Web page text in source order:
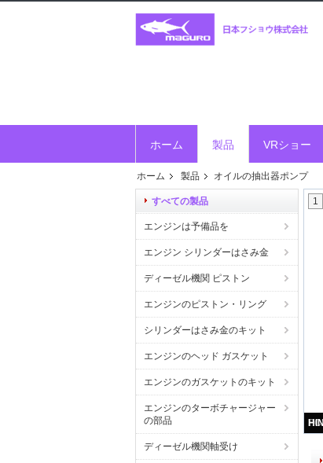
ホーム 製品 VRショー
ホーム 製品 オイルの抽出器ポンプ
すべての製品
エンジンは予備品を
エンジン シリンダーはさみ金
ディーゼル機関 ピストン
エンジンのピストン・リング
シリンダーはさみ金のキット
エンジンのヘッド ガスケット
エンジンのガスケットのキット
エンジンのターボチャージャー
の部品
ディーゼル機関軸受け
1